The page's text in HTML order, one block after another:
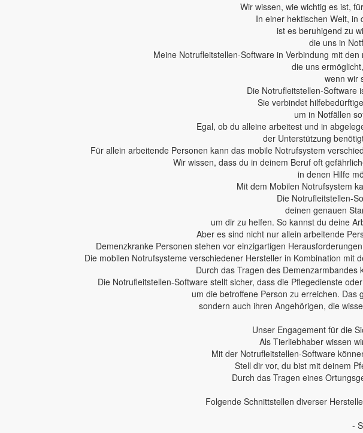
Wir wissen, wie wichtig es ist,
In einer hektischen Welt, in
ist es beruhigend zu
die uns in
Meine Notrufleitstellen-Software in Verbindung mit
die uns
wenn wir
Die Notrufleitstellen-Software
Sie verbindet
um in Notfällen
Egal, ob du alleine arbeitest und in
der Unterstützung
Für allein arbeitende Personen kann das mobile Notrufsystem
Wir wissen, dass du in deinem Beruf oft
in denen Hilfe
Mit dem Mobilen Notrufsystem
Die Notrufleitstellen-
deinen genauen
um dir zu helfen. So kannst du deine
Aber es sind nicht nur allein arbeitende
Demenzkranke Personen stehen vor einzigartigen
Die mobilen Notrufsysteme verschiedener Hersteller in Kombination
Durch das Tragen des
Die Notrufleitstellen-Software stellt sicher, dass die Pflegedienste
um die betroffene Person zu erreichen.
sondern auch ihren Angehörigen, die
Unser Engagement für die
Als Tierliebhaber wissen
Mit der Notrufleitstellen-Software
Stell dir vor, du bist mit deinem
Durch das Tragen eines
Folgende Schnittstellen diverser
-